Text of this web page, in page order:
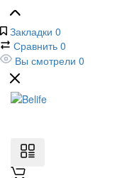
Закладки 0
Сравнить 0
Вы смотрели 0